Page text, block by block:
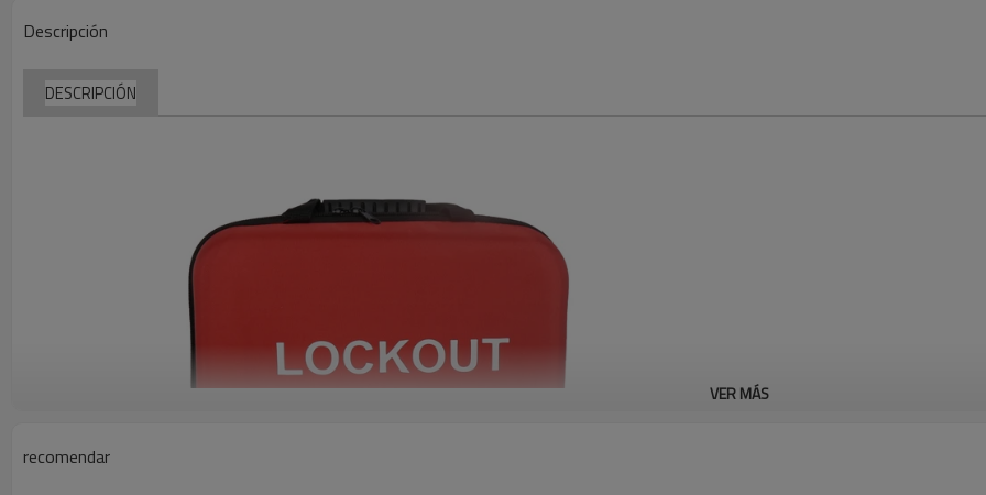
Descripción
DESCRIPCIÓN
VER MÁS
recomendar